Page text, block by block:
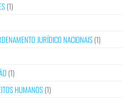
(1)
JURÍDICO NACIONAIS(1)
(1)
HUMANOS(1)